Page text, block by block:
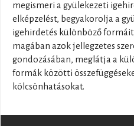
megismeri a gyülekezeti
elképzelést, begyakorolja a
igehirdetés különböző
magában azok jellegzetes
gondozásában, meglátja a
formák közötti
kölcsönhatásokat.